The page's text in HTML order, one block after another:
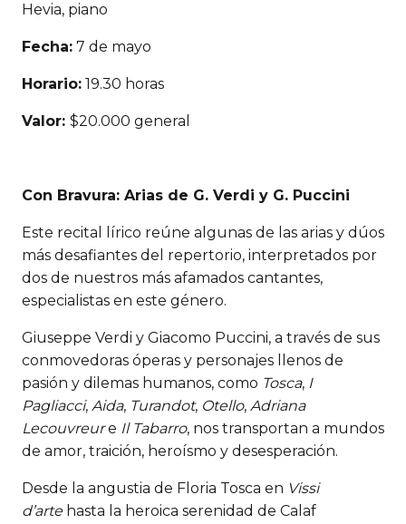
Hevia, piano
Fecha: 7 de mayo
Horario: 19.30 horas
Valor: $20.000 general
Con Bravura: Arias de G. Verdi y G. Puccini
Este recital lírico reúne algunas de las arias y dúos
más desafiantes del repertorio, interpretados por
dos de nuestros más afamados cantantes,
especialistas en este género.
Giuseppe Verdi y Giacomo Puccini, a través de sus
conmovedoras óperas y personajes llenos de
pasión y dilemas humanos, como Tosca, I
Pagliacci, Aida, Turandot, Otello, Adriana
Lecouvreure Il Tabarro, nos transportan a mundos
de amor, traición, heroísmo y desesperación.
Desde la angustia de Floria Tosca en Vissi
d’artehasta la heroica serenidad de Calaf